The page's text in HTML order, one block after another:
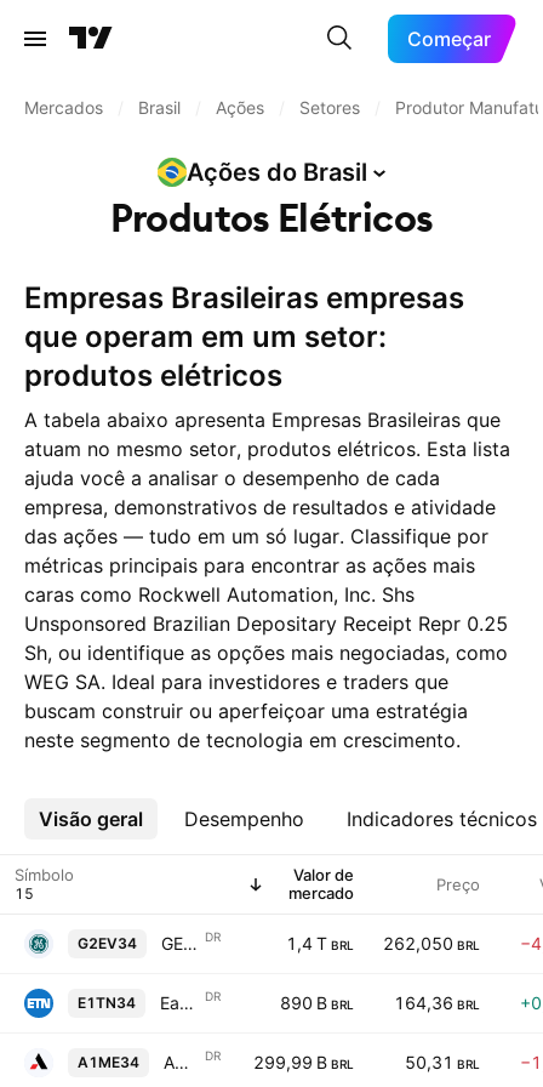
Começar
Mercados Brasil Ações Setores Produtor
Ações do Brasil
Produtos Elétricos
Empresas Brasileiras empresas
que operam em um setor:
produtos elétricos
A tabela abaixo apresenta Empresas Brasileiras que
atuam no mesmo setor, produtos elétricos. Esta lista
ajuda você a analisar o desempenho de cada
empresa, demonstrativos de resultados e atividade
das ações — tudo em um só lugar. Classifique por
métricas principais para encontrar as ações mais
caras como Rockwell Automation, Inc. Shs
Unsponsored Brazilian Depositary Receipt Repr 0.25
Sh, ou identifique as opções mais negociadas, como
WEG SA. Ideal para investidores e traders que
buscam construir ou aperfeiçoar uma estratégia
neste segmento de tecnologia em crescimento.
Visão geral Desempenho Indicadores técnicos
Mais
Símbolo
Valor de
mercado
Preço
G2EV34 GE Vernova Inc Shs Unsponsored Brazilian Depositary Receipt Repr 0.05 Sh DR 1,4 T BRL 262,050 BRL
E1TN34 Eaton Corp. PlcShs Unsponsored Brazilian Depositary Receipt Repr 0.0714286 Sh DR 890 B BRL 164,36 BRL
A1ME34 AMETEK, Inc. Shs Unsponsored Brazilian Depositary Receipt Repr 0.04166667 S DR 299,99 B BRL 50,31 BRL